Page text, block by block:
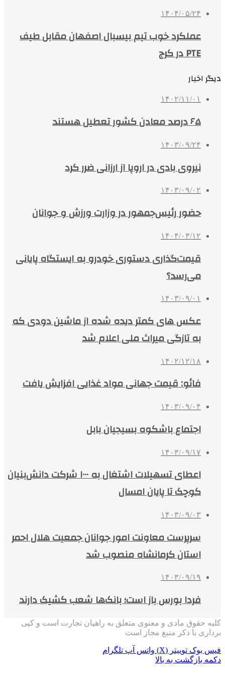
۱۴۰۴/۰۵/۲۴
عملکرد خوب تیم بیسبال اصفهان مقابل طیف
PTE در کرج
دیگر اخبار
۱۴۰۲/۱۱/۰۱
۶۵ درصد معادن کشور تعطیل هستند
۱۴۰۳/۰۹/۲۴
نیروی بادی در اروپا از ارزانی ضرر کرد
۱۴۰۳/۰۹/۰۲
حضور رئیس‌جمهور در وزارت ورزش و جوانان
۱۴۰۴/۰۳/۱۲
قیمت‌گذاری دستوری خودرو به ایستگاه پایانی
می‌رسد؟
۱۴۰۳/۰۹/۰۱
عکس های کمتر دیده شده از ماشین دودی که
به تازگی میراث ملی اعلام شد
۱۴۰۲/۱۲/۱۸
فائو: قیمت جهانی مواد غذایی افزایش یافت
۱۴۰۳/۰۹/۰۴
اجتماع باشکوه بسیجیان بابل
۱۴۰۳/۰۹/۱۷
اعطای تسهیلات اشتغال به ۱۰۰۰ شرکت دانش‌بنیان
کوچک تا پایان امسال
۱۴۰۳/۰۹/۰۳
سرپرست معاونت امور جوانان جمعیت هلال احمر
استان کرمانشاه منصوب شد
۱۴۰۳/۰۹/۱۹
فردا بورس‌ باز است؛ بانک‌ها شعب کشیک دارند
کلیه حقوق مادی و معنوی متعلق به راهیان تجارت است و کپی
برداری با ذکر منبع مجاز است
فیس بوک توییتر (X) واتس آپ تلگرام
دکمه بازگشت به بالا